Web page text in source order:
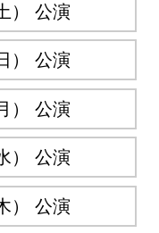
） 公演
） 公演
） 公演
） 公演
） 公演